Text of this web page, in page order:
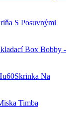
S Posuvnými
Box Bobby -
Skrinka Na
Timba